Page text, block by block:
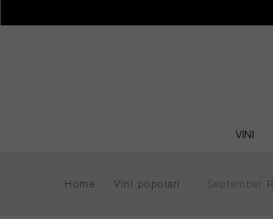
VINI
Home Vini popolari September